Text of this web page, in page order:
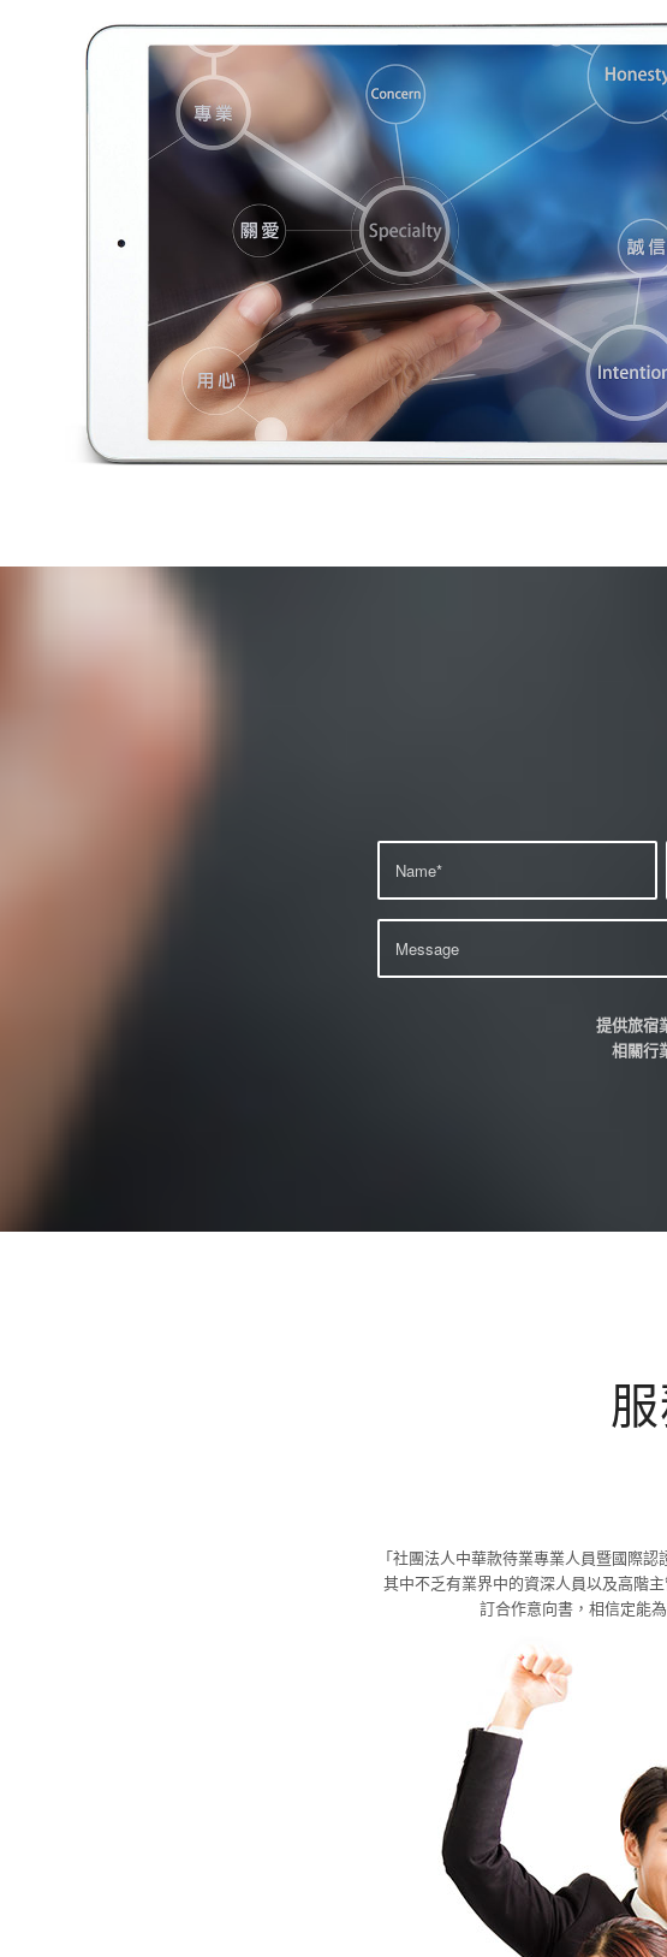
提供旅宿
相關行
「社團法人中華款待業專業人員暨國際
其中不乏有業界中的資深人員以及高階
訂合作意向書，相信定能